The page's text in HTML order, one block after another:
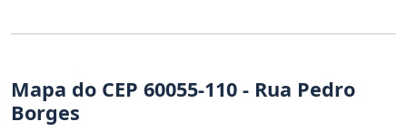
Mapa do CEP 60055-110 - Rua Pedro
Borges